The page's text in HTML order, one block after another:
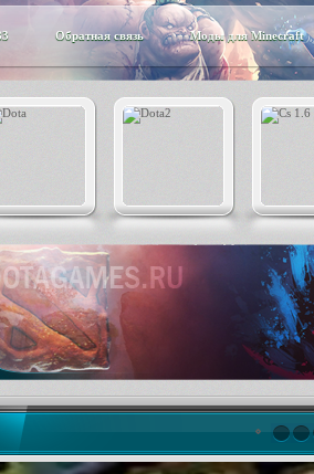
Обратная связь Моды для Minecraft